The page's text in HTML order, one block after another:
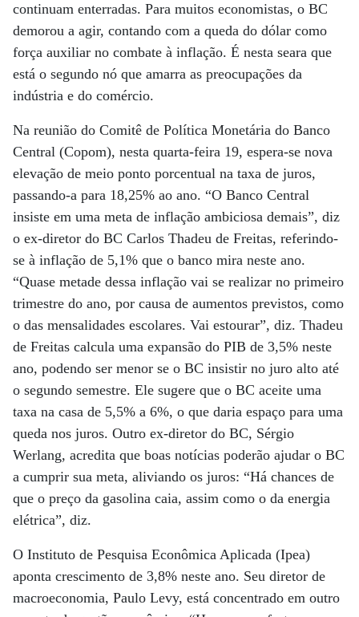
continuam enterradas. Para muitos economistas, o BC
demorou a agir, contando com a queda do dólar como
força auxiliar no combate à inflação. É nesta seara que
está o segundo nó que amarra as preocupações da
indústria e do comércio.
Na reunião do Comitê de Política Monetária do Banco
Central (Copom), nesta quarta-feira 19, espera-se nova
elevação de meio ponto porcentual na taxa de juros,
passando-a para 18,25% ao ano. “O Banco Central
insiste em uma meta de inflação ambiciosa demais”, diz
o ex-diretor do BC Carlos Thadeu de Freitas, referindo-
se à inflação de 5,1% que o banco mira neste ano.
“Quase metade dessa inflação vai se realizar no primeiro
trimestre do ano, por causa de aumentos previstos, como
o das mensalidades escolares. Vai estourar”, diz. Thadeu
de Freitas calcula uma expansão do PIB de 3,5% neste
ano, podendo ser menor se o BC insistir no juro alto até
o segundo semestre. Ele sugere que o BC aceite uma
taxa na casa de 5,5% a 6%, o que daria espaço para uma
queda nos juros. Outro ex-diretor do BC, Sérgio
Werlang, acredita que boas notícias poderão ajudar o BC
a cumprir sua meta, aliviando os juros: “Há chances de
que o preço da gasolina caia, assim como o da energia
elétrica”, diz.
O Instituto de Pesquisa Econômica Aplicada (Ipea)
aponta crescimento de 3,8% neste ano. Seu diretor de
macroeconomia, Paulo Levy, está concentrado em outro